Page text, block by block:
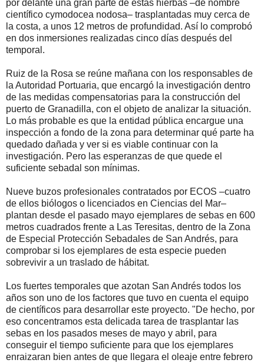
por delante una gran parte de estas hierbas –de nombre
científico cymodocea nodosa– trasplantadas muy cerca de
la costa, a unos 12 metros de profundidad. Así lo comprobó
en dos inmersiones realizadas cinco días después del
temporal.
Ruiz de la Rosa se reúne mañana con los responsables de
la Autoridad Portuaria, que encargó la investigación dentro
de las medidas compensatorias para la construcción del
puerto de Granadilla, con el objeto de analizar la situación.
Lo más probable es que la entidad pública encargue una
inspección a fondo de la zona para determinar qué parte ha
quedado dañada y ver si es viable continuar con la
investigación. Pero las esperanzas de que quede el
suficiente sebadal son mínimas.
Nueve buzos profesionales contratados por ECOS –cuatro
de ellos biólogos o licenciados en Ciencias del Mar–
plantan desde el pasado mayo ejemplares de sebas en 600
metros cuadrados frente a Las Teresitas, dentro de la Zona
de Especial Protección Sebadales de San Andrés, para
comprobar si los ejemplares de esta especie pueden
sobrevivir a un traslado de hábitat.
Los fuertes temporales que azotan San Andrés todos los
años son uno de los factores que tuvo en cuenta el equipo
de científicos para desarrollar este proyecto. "De hecho, por
eso concentramos esta delicada tarea de trasplantar las
sebas en los pasados meses de mayo y abril, para
conseguir el tiempo suficiente para que los ejemplares
enraizaran bien antes de que llegara el oleaje entre febrero